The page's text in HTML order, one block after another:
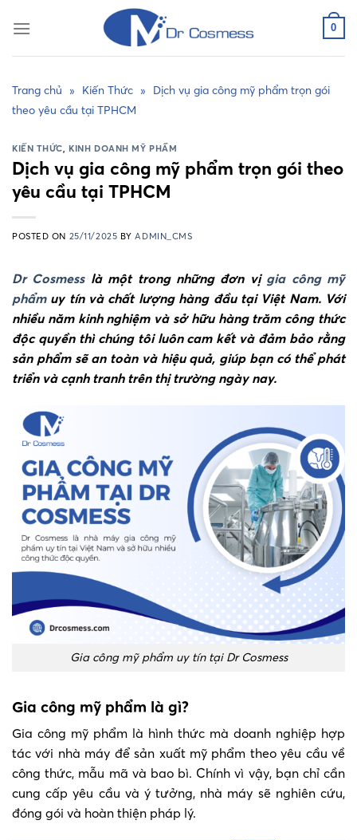
0
Trang chủ » Kiến Thức »
Dịch vụ gia công mỹ phẩm trọn gói
theo yêu cầu tại TPHCM
KIẾN THỨC KINH DOANH MỸ PHẨM
Dịch vụ gia công mỹ phẩm trọn gói theo
yêu cầu tại TPHCM
POSTED ON 25/11/2025 BYADMIN_CMS
Dr Cosmesslà một trong những đơn vị gia công mỹ
phẩmuy tín và chất lượng hàng đầu tại Việt Nam. Với
nhiều năm kinh nghiệm và sở hữu hàng trăm công thức
độc quyền thì chúng tôi luôn cam kết và đảm bảo rằng
sản phẩm sẽ an toàn và hiệu quả, giúp bạn có thể phát
triển và cạnh tranh trên thị trường ngày nay.
Gia công mỹ phẩm uy tín tại Dr Cosmess
Gia công mỹ phẩm là gì?
Gia công mỹ phẩm là hình thức mà doanh nghiệp hợp
tác với nhà máy để sản xuất mỹ phẩm theo yêu cầu về
công thức, mẫu mã và bao bì. Chính vì vậy, bạn chỉ cần
cung cấp yêu cầu và ý tưởng, nhà máy sẽ nghiên cứu,
đóng gói và hoàn thiện pháp lý.